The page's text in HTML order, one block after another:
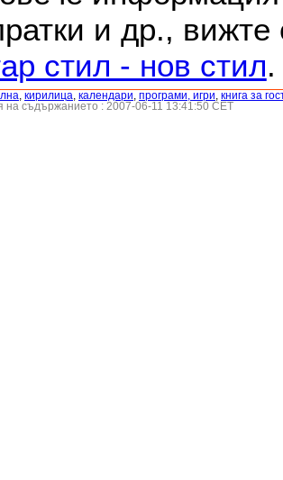
и др.,
стил - нов стил.
кирилица календари програми, игри книга за
на съдържанието : 2007-06-11 13:41:50 CET